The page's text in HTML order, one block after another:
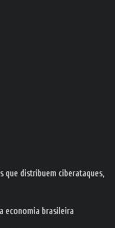
que distribuem ciberataques,
economia brasileira